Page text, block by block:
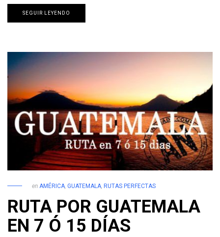
SEGUIR LEYENDO
en AMÉRICA, GUATEMALA, RUTAS PERFECTAS
RUTA POR GUATEMALA
EN 7 Ó 15 DÍAS